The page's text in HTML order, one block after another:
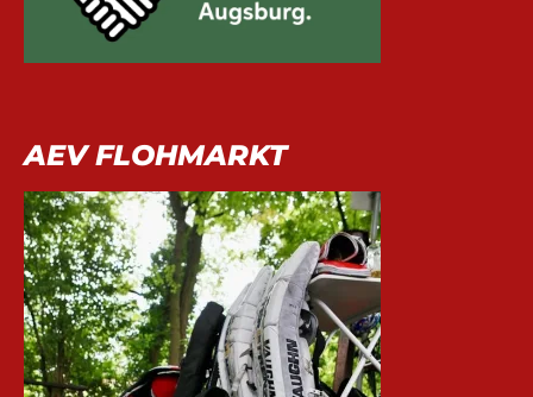
AEV FLOHMARKT